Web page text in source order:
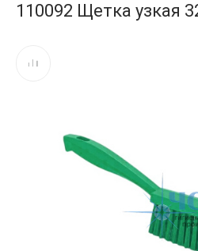
110092 Щетка узкая